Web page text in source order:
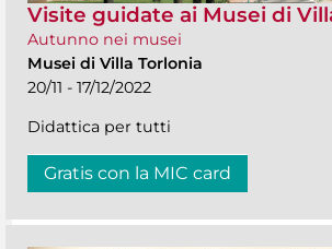
Visite guidate ai Musei di
Autunno nei musei
Musei di Villa Torlonia
20/11 - 17/12/2022
Didattica per tutti
Gratis con la MIC card